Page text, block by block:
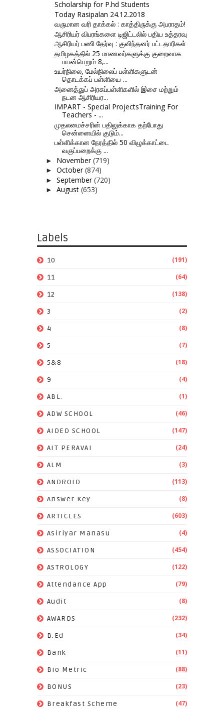
Scholarship for P.hd Students
Today Rasipalan 24.12.2018
வருமான வரி தாக்கல் : காத்திருக்கு அபராதம்!
ஆசிரியர் விபரங்களை டிஜிட்டலில் பதிய உத்தரவு
ஆசிரியர் பணி தேர்வு : குவிந்தனர் பட்டதாரிகள்
தமிழகத்தில் 25 மாணவர்களுக்கு குறைவாக
பயன்பெறும் 8,...
உயர்நிலை, மேல்நிலைப் பள்ளிகளுடன்
தொடக்கப் பள்ளியை ...
அனைத்துப் அரசுப்பள்ளிகளில் இசை மற்றும்
நடன ஆசிரியர...
IMPART - Special ProjectsTraining For
Teachers - ...
முதலமைச்சரின் பதிலுக்காக தற்போது
சென்னையில் குடும்...
பள்ளிக்கான நேரத்தில் 50 விழுக்காட்டை
வகுப்பறைக்கு ...
► November(719)
► October(874)
► September(720)
► August (653)
Labels
10 (191)
11 (64)
12 (138)
3 (2)
4 (8)
5 (7)
5&8 (18)
9 (4)
ABL. (1)
ADW SCHOOL (46)
AIDED SCHOOL (147)
AIT PERAVAI (24)
ALM (3)
ANDROID (113)
Answer Key (8)
ARTICLES (603)
Asiriyar Manasu (4)
ASSOCIATION (454)
ASTROLOGY (122)
Attendance App (79)
Audit (8)
AWARDS (232)
B.Ed (34)
Bank (11)
Bio Metric (88)
BONUS (23)
Breakfast Scheme (47)